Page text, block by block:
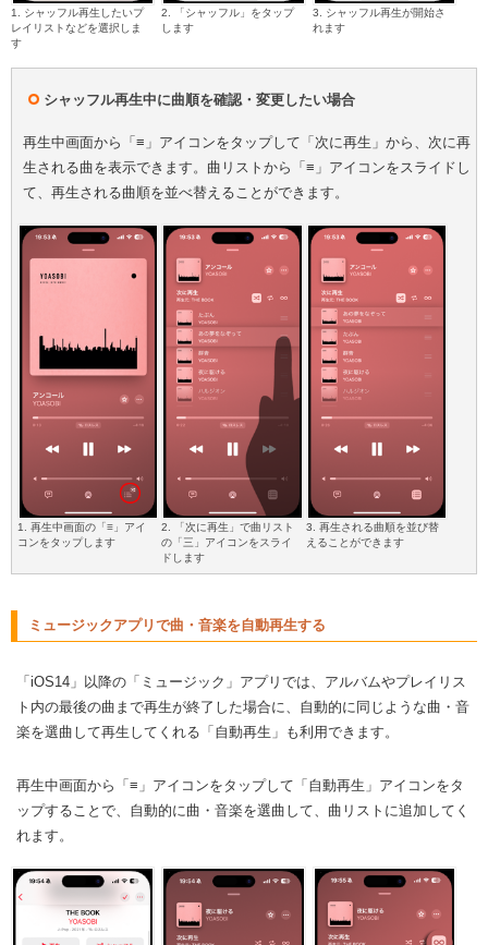
1. シャッフル再生したいプ
レイリストなどを選択しま
す
2. 「シャッフル」をタップ
します
3. シャッフル再生が開始さ
れます
シャッフル再生中に曲順を確認・変更したい場合
再生中画面から「≡」アイコンをタップして「次に再生」から、次に再
生される曲を表示できます。曲リストから「≡」アイコンをスライドし
て、再生される曲順を並べ替えることができます。
1. 再生中画面の「≡」アイ
コンをタップします
2. 「次に再生」で曲リスト
の「三」アイコンをスライ
ドします
3. 再生される曲順を並び替
えることができます
ミュージックアプリで曲・音楽を自動再生する
「iOS14」以降の「ミュージック」アプリでは、アルバムやプレイリス
ト内の最後の曲まで再生が終了した場合に、自動的に同じような曲・音
楽を選曲して再生してくれる「自動再生」も利用できます。
再生中画面から「≡」アイコンをタップして「自動再生」アイコンをタ
ップすることで、自動的に曲・音楽を選曲して、曲リストに追加してく
れます。